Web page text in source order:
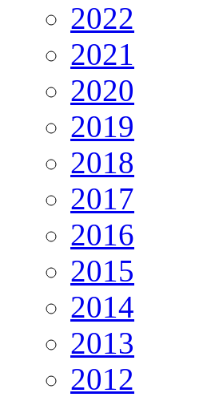
2022
2021
2020
2019
2018
2017
2016
2015
2014
2013
2012